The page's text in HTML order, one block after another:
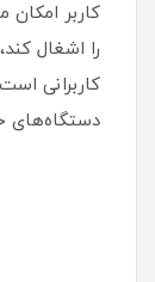
کاربر
را اشغال
کاربرانی
دستگاه‌های